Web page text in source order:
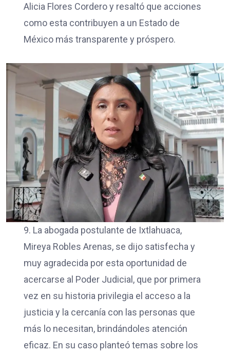
Alicia Flores Cordero y resaltó que acciones
como esta contribuyen a un Estado de
México más transparente y próspero.
9. La abogada postulante de Ixtlahuaca,
Mireya Robles Arenas, se dijo satisfecha y
muy agradecida por esta oportunidad de
acercarse al Poder Judicial, que por primera
vez en su historia privilegia el acceso a la
justicia y la cercanía con las personas que
más lo necesitan, brindándoles atención
eficaz. En su caso planteó temas sobre los